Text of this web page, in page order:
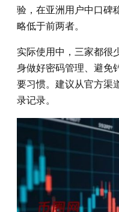
验，在亚洲用户中口碑
略低于前两者。
实际使用中，三家都很
身做好密码管理、避免
要习惯。建议从官方渠
录记录。